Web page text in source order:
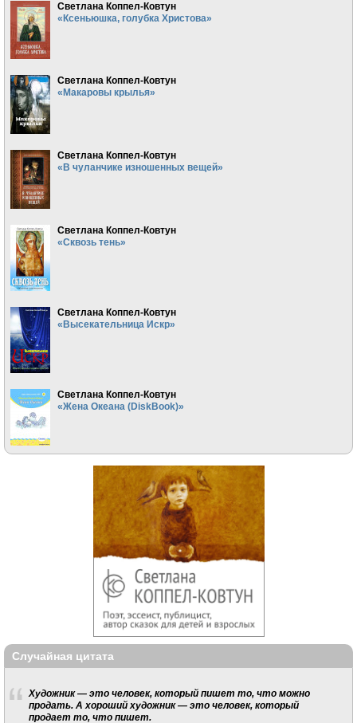
Светлана Коппел-Ковтун
«Ксеньюшка, голубка Христова»
Светлана Коппел-Ковтун
«Макаровы крылья»
Светлана Коппел-Ковтун
«В чуланчике изношенных вещей»
Светлана Коппел-Ковтун
«Сквозь тень»
Светлана Коппел-Ковтун
«Высекательница Искр»
Светлана Коппел-Ковтун
«Жена Океана (DiskBook)»
Случайная цитата
Художник — это человек, который пишет то, что можно
продать. А хороший художник — это человек, который
продает то, что пишет.